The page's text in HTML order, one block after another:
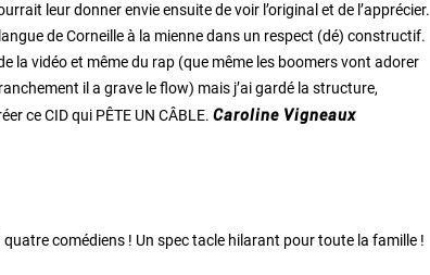
leur donner envie ensuite de voir l’original et de l’apprécier.
de Corneille à la mienne dans un respect (dé) constructif.
la vidéo et même du rap (que même les boomers vont adorer
il a grave le flow) mais j’ai gardé la structure,
ce CID qui PÊTE UN CÂBLE. Caroline Vigneaux
comédiens ! Un spec tacle hilarant pour toute la famille !